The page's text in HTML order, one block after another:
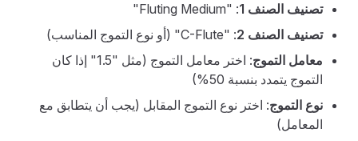
تصنيف الصنف 1
: "Fluting Medium"
تصنيف الصنف 2
: "C-Flute" (أو نوع التموج المناسب)
معامل التموج
: اختر معامل التموج (مثل "1.5" إذا كان
التموج يتمدد بنسبة 50%)
نوع التموج: اختر نوع التموج المقابل (يجب أن يتطابق مع
المعامل)